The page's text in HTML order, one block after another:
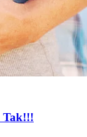
Tak!!!